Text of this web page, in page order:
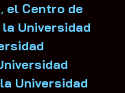
, el Centro de
Universidad
Universidad